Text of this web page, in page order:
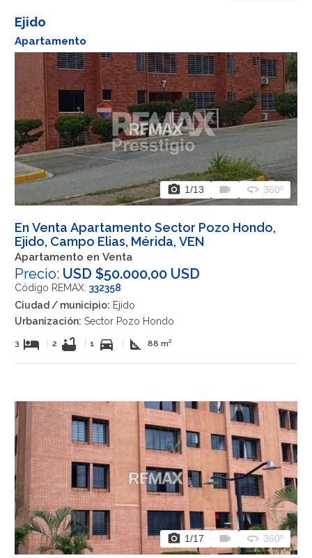
Ejido
Apartamento
photo_camera 1/13 videocam 360 360º
En Venta Apartamento Sector Pozo Hondo,
Ejido, Campo Elias, Mérida, VEN
Apartamento en Venta
Precio: USD $50.000,00 USD
Código REMAX: 332358
Ciudad / municipio: Ejido
Urbanización: Sector Pozo Hondo
3 hotel 2 bathtub 1 directions_car square_foot 88 m²
photo_camera 1/17 videocam 360 360º